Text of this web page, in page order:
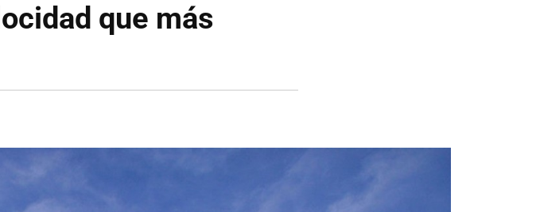
que más